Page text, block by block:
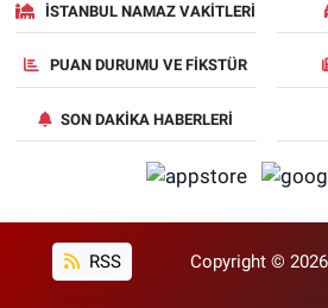
İSTANBUL NAMAZ VAKITLERI
PUAN DURUMU VE FIKSTÜR
SON DAKIKA HABERLERI
RSS Copyright ©